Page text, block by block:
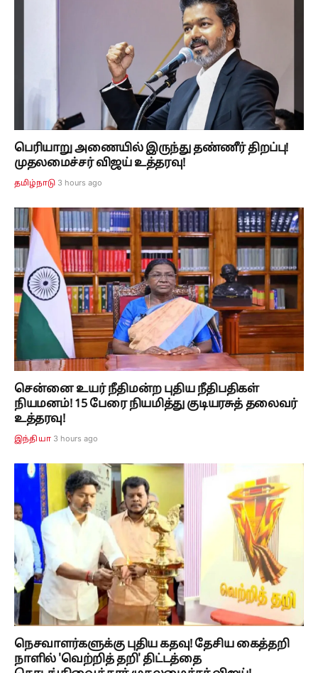
பெரியாறு அணையில் இருந்து தண்ணீர் திறப்பு!
முதலமைச்சர் விஜய் உத்தரவு!
தமிழ்நாடு 3 hours ago
சென்னை உயர் நீதிமன்ற புதிய நீதிபதிகள்
நியமனம்! 15 பேரை நியமித்து குடியரசுத் தலைவர்
உத்தரவு!
இந்தியா 3 hours ago
நெசவாளர்களுக்கு புதிய கதவு! தேசிய கைத்தறி
நாளில் 'வெற்றித் தறி' திட்டத்தை